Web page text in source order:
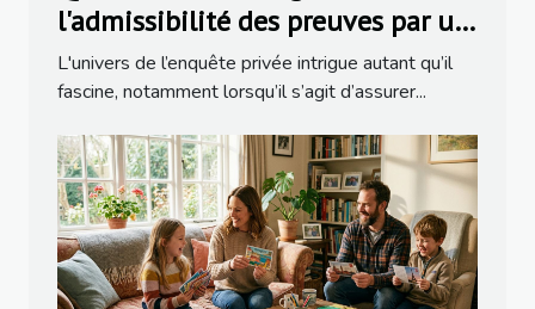
l'admissibilité des preuves par un
détective ?
L'univers de l’enquête privée intrigue autant qu’il
fascine, notamment lorsqu’il s’agit d’assurer...